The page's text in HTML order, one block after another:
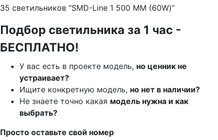
35 светильников “SMD-Line 1 500 ММ (60W)”
Подбор светильника за 1 час -
БЕСПЛАТНО!
У вас есть в проекте модель, но ценник не
устраивает?
Ищите конкретную модель, но нет в наличии?
Не знаете точно какая модель нужна и как
выбрать?
Просто оставьте свой номер